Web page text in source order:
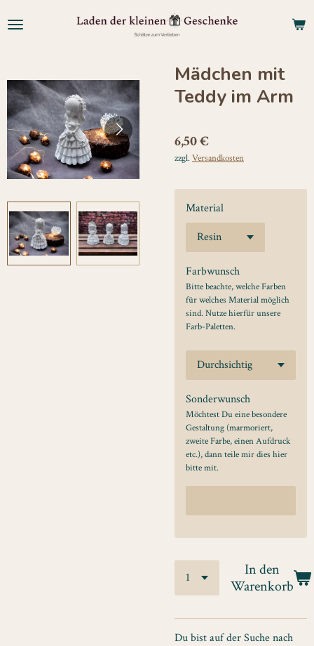
Hauptinhalt
Mädchen mit
Teddy im Arm
6,50 €
zzgl.Versandkosten
Material
Farbwunsch
Bitte beachte, welche Farben
für welches Material möglich
sind. Nutze hierfür unsere
Farb-Paletten.
Sonderwunsch
Möchtest Du eine besondere
Gestaltung (marmoriert,
zweite Farbe, einen Aufdruck
etc.), dann teile mir dies hier
bitte mit.
In den
Warenkorb
Du bist auf der Suche nach